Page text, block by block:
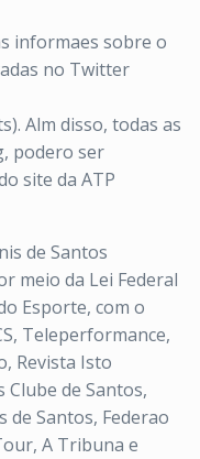
informaes sobre o
no Twitter
Alm disso, todas as
podero ser
site da ATP
de Santos
meio da Lei Federal
Esporte, com o
Teleperformance,
Revista Isto
de Santos,
de Santos, Federao
A Tribuna e